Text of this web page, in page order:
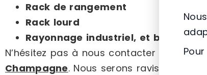
Rack de rangement
Rack lourd
Rayonnage industriel, et bien plus
N’hésitez pas à nous contacter pour
Champagne. Nous serons ravis de vous